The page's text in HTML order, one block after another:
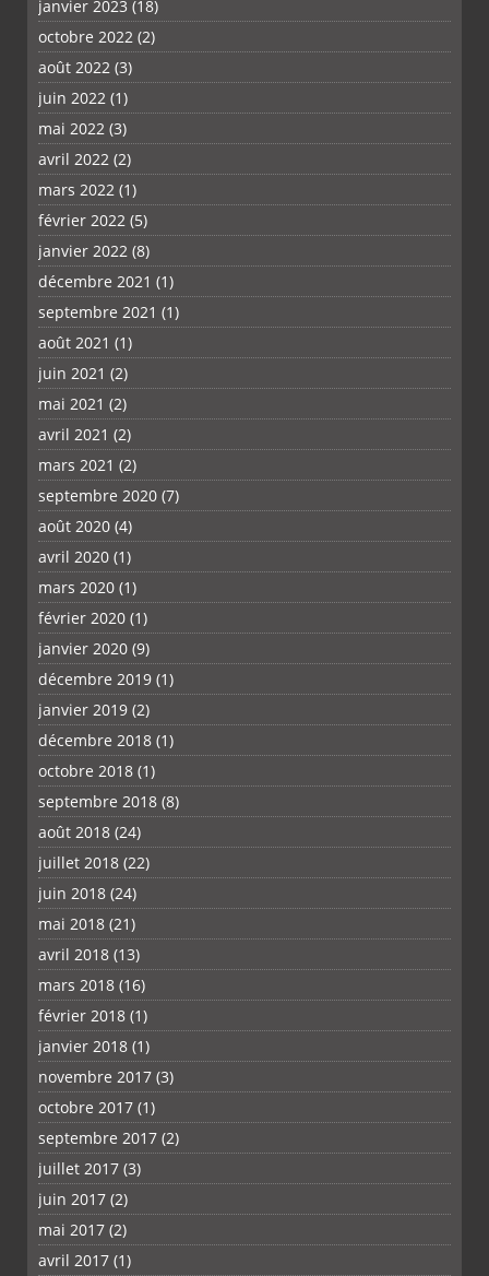
janvier 2023 (18)
octobre 2022 (2)
août 2022 (3)
juin 2022 (1)
mai 2022 (3)
avril 2022 (2)
mars 2022 (1)
février 2022 (5)
janvier 2022 (8)
décembre 2021 (1)
septembre 2021 (1)
août 2021 (1)
juin 2021 (2)
mai 2021 (2)
avril 2021 (2)
mars 2021 (2)
septembre 2020 (7)
août 2020 (4)
avril 2020 (1)
mars 2020 (1)
février 2020 (1)
janvier 2020 (9)
décembre 2019 (1)
janvier 2019 (2)
décembre 2018 (1)
octobre 2018 (1)
septembre 2018 (8)
août 2018 (24)
juillet 2018 (22)
juin 2018 (24)
mai 2018 (21)
avril 2018 (13)
mars 2018 (16)
février 2018 (1)
janvier 2018 (1)
novembre 2017 (3)
octobre 2017 (1)
septembre 2017 (2)
juillet 2017 (3)
juin 2017 (2)
mai 2017 (2)
avril 2017 (1)